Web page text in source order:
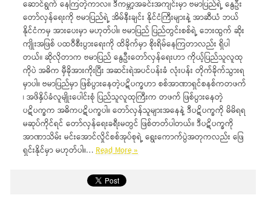
ဆောင်ရွက် နေကြတဲ့ကာလ။ ဒီကမ္ဘာ့အခင်းအကျင်းမှာ ဗမာပြည်ရဲ့ နွေဦး
တော်လှန်ရေးကို ဗမာပြည်ရဲ့ အိမ်နီးချင်း နိုင်ငံကြီးများနဲ့ အာဆီယံ ဘယ်
နိုင်ငံကမှ အားပေးမှာ မဟုတ်ပါ။ ဗမာပြည် ပြည်တွင်းစစ်ရဲ့ ဘေးထွက် ဆိုး
ကျိုးအဖြစ် ပထဝီစီးပွားရေးကို ထိခိုက်မှာ စိုးရိမ်နေကြတာလည်း ရှိပါ
တယ်။ ဆိုလိုတာက ဗမာပြည် နွေဦးတော်လှန်ရေးဟာ ကိုယ့်ပြည်သူလူထု
ကိုပဲ အဓိက မှီခိုအားကိုးပြီး အဆင်းရဲအပင်ပန်းခံ လုံးပန်း တိုက်ခိုက်သွားရ
မှာပါ။ ဗမာပြည်မှာ ဖြစ်ပွားနေတဲ့ပဋိပက္ခဟာ စစ်အာဏာရှင်စနစ်ကတဖက်
၊ အဖိနှိပ်ခံလူမျိုးပေါင်းစုံ ပြည်သူလူထုကြီးက တဖက် ဖြစ်ပွားနေတဲ့
ပဋိပက္ခက အဓိကပဋိပက္ခပါ။ တော်လှန်သူများအနေနဲ့ ဒီပဋိပက္ခကို မိမိရရ
မဆုပ်ကိုင်ရင် တော်လှန်ရေးခရီးမတွင် ဖြစ်တတ်ပါတယ်။ ဒီပဋိပက္ခကို
အာဏာသိမ်း မင်းအောင်လှိုင်စစ်အုပ်စုရဲ့ ရွေးကောက်ပွဲအတုကလည်း ဖြေ
ရှင်းနိုင်မှာ မဟုတ်ပါ။…Read More »